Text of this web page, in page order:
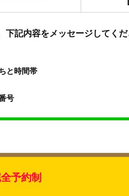
下記内容をメッセージしてくだ
と時間帯
号
予約制